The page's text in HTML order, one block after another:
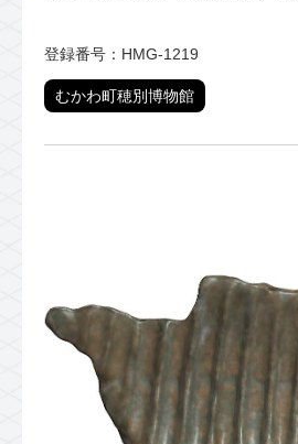
登録番号：HMG-1219
むかわ町穂別博物館